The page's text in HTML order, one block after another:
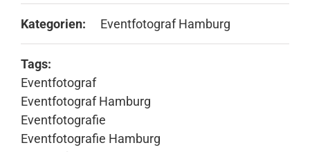
Kategorien: Eventfotograf Hamburg
Tags:
Eventfotograf
Eventfotograf Hamburg
Eventfotografie
Eventfotografie Hamburg